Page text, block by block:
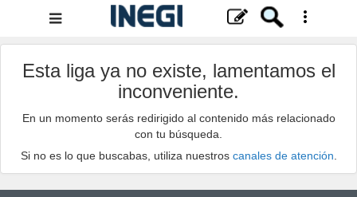
Menú
de
navegación
Esta liga ya no existe, lamentamos el
inconveniente.
En un momento serás redirigido al contenido más relacionado
con tu búsqueda.
Si no es lo que buscabas, utiliza nuestros canales de atención